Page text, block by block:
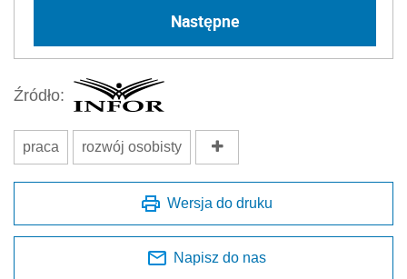
Następne
Źródło:
praca rozwój osobisty
Wersja do druku
Napisz do nas